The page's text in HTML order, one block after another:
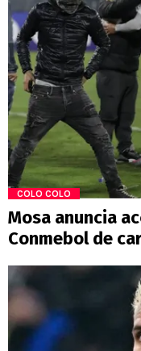
COLO COLO
Mosa anuncia
Conmebol de